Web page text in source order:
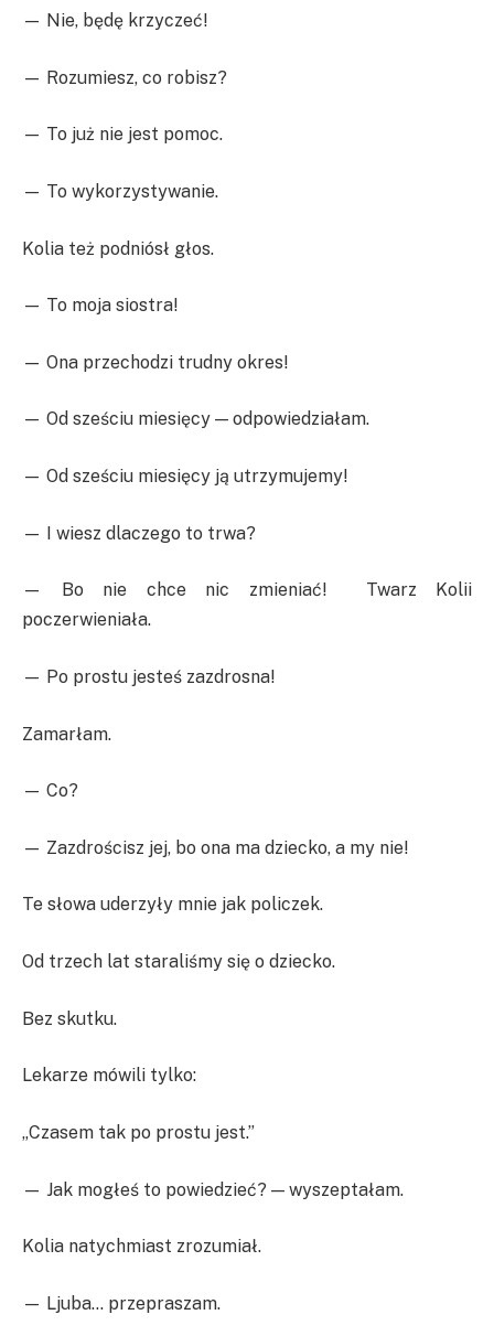
— Nie, będę krzyczeć!
— Rozumiesz, co robisz?
— To już nie jest pomoc.
— To wykorzystywanie.
Kolia też podniósł głos.
— To moja siostra!
— Ona przechodzi trudny okres!
— Od sześciu miesięcy — odpowiedziałam.
— Od sześciu miesięcy ją utrzymujemy!
— I wiesz dlaczego to trwa?
— Bo nie chce nic zmieniać! Twarz Kolii
poczerwieniała.
— Po prostu jesteś zazdrosna!
Zamarłam.
— Co?
— Zazdrościsz jej, bo ona ma dziecko, a my nie!
Te słowa uderzyły mnie jak policzek.
Od trzech lat staraliśmy się o dziecko.
Bez skutku.
Lekarze mówili tylko:
„Czasem tak po prostu jest.”
— Jak mogłeś to powiedzieć? — wyszeptałam.
Kolia natychmiast zrozumiał.
— Ljuba… przepraszam.